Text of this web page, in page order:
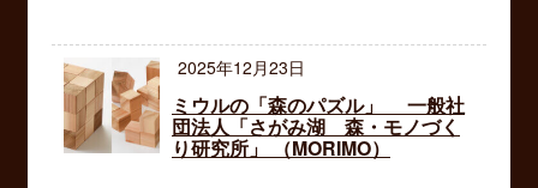
2025年12月23日
ミウルの「森のパズル」 一般社
団法人「さがみ湖 森・モノづく
り研究所」 （MORIMO）